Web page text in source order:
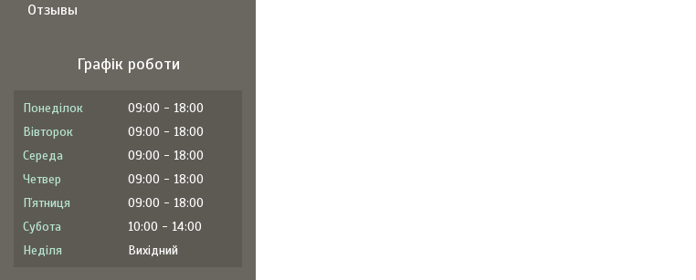
Отзывы
Графік роботи
Понеділок 09:00
18:00
Вівторок
09:00
18:00
Середа
09:00
18:00
Четвер
09:00
18:00
Пʼятниця
09:00
18:00
Субота
10:00
14:00
Неділя
Вихідний